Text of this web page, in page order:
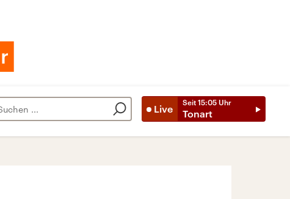
Live
Seit 15:05 Uhr
Tonart